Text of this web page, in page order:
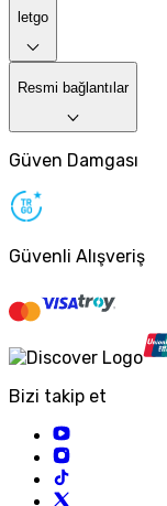
letgo
Resmi bağlantılar
Güven Damgası
Güvenli Alışveriş
Bizi takip et